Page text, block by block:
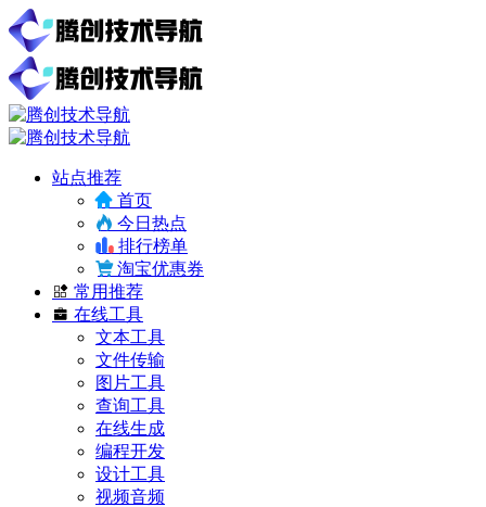
站点推荐
首页
今日热点
排行榜单
淘宝优惠券
常用推荐
在线工具
文本工具
文件传输
图片工具
查询工具
在线生成
编程开发
设计工具
视频音频